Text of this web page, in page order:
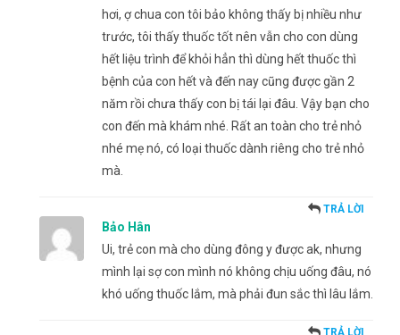
hơi, ợ chua con tôi bảo không thấy bị nhiều như
trước, tôi thấy thuốc tốt nên vẫn cho con dùng
hết liệu trình để khỏi hẳn thì dùng hết thuốc thì
bệnh của con hết và đến nay cũng được gần 2
năm rồi chưa thấy con bị tái lại đâu. Vậy bạn cho
con đến mà khám nhé. Rất an toàn cho trẻ nhỏ
nhé mẹ nó, có loại thuốc dành riêng cho trẻ nhỏ
mà.
Bảo Hân
TRẢ LỜI
Ui, trẻ con mà cho dùng đông y được ak, nhưng
mình lại sợ con mình nó không chịu uống đâu, nó
khó uống thuốc lắm, mà phải đun sắc thì lâu lắm.
TRẢ LỜI